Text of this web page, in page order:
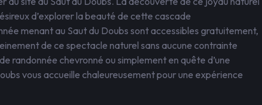
d’explorer la beauté de cette cascade
menant au Saut du Doubs sont accessibles gratuitement,
de ce spectacle naturel sans aucune contrainte
randonnée chevronné ou simplement en quête d’une
vous accueille chaleureusement pour une expérience